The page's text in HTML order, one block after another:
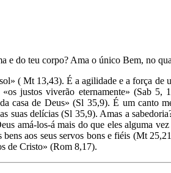
e do teu corpo? Ama o único Bem, no
( Mt 13,43). É a agilidade e a força
justos viverão eternamente» (Sab
casa de Deus» (Sl 35,9). É um canto
suas delícias (Sl 35,9). Amas a
amá-los-á mais do que eles alguma
aos seus servos bons e fiéis (Mt
de Cristo» (Rom 8,17).